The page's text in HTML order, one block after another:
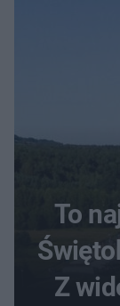
To
Z